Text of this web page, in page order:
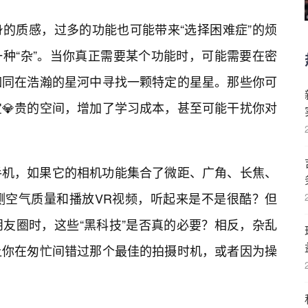
质感，过多的功能也可能带来“选择困难症”的烦
“杂”。当你真正需要某个功能时，可能需要在密
在浩瀚的星河中寻找一颗特定的星星。那些你可
贵的空间，增加了学习成本，甚至可能干扰你对
，如果它的相机功能集合了微距、广角、长焦、
气质量和播放VR视频，听起来是不是很酷？但
圈时，这些“黑科技”是否真的必要？相反，杂乱
在匆忙间错过那个最佳的拍摄时机，或者因为操